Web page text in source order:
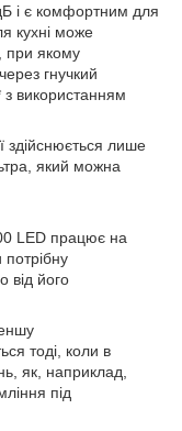
і є комфортним для
кухні може
при якому
гнучкий
з використанням
здійснюється лише
який можна
LED працює на
від його
тоді, коли в
як, наприклад,
під